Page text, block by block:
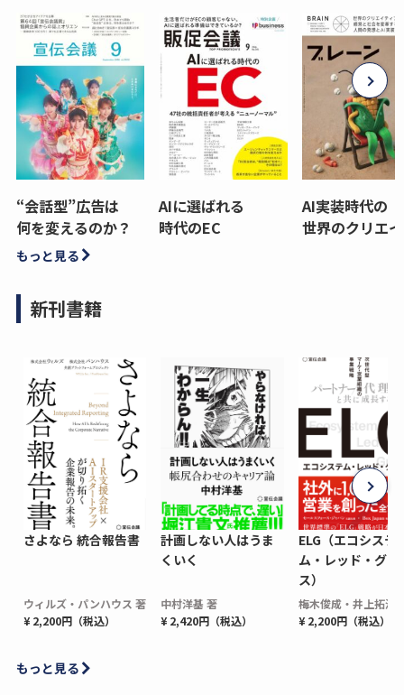
“会話型”広告は
何を変えるのか？
AIに選ばれる
時代のEC
AI実装時代の
世界のクリエ
もっと見る
新刊書籍
さよなら 統合報告書
ウィルズ・パンハウス 著
¥ 2,200円（税込）
計画しない人はうま
くいく
中村洋基 著
¥ 2,420円（税込）
ELG（エコシステ
ム・レッド・グロ
ス）
梅木俊成・井上拓海
¥ 2,200円（税込）
もっと見る